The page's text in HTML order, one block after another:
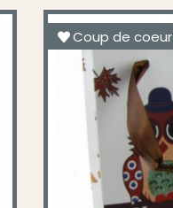
Coup de coeur